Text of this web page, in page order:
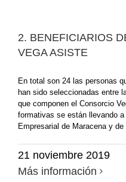
2. BENEFICIARIOS
VEGA ASISTE
En total son 24 las personas
han sido seleccionadas entre
que componen el Consorcio
formativas se están llevando
Empresarial de Maracena y
21 noviembre 2019
Más información